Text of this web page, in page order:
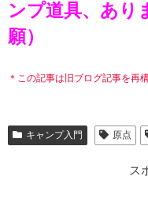
ンプ道具、あり
願）
＊この記事は旧ブログ記事を再
キャンプ入門 原点
ス